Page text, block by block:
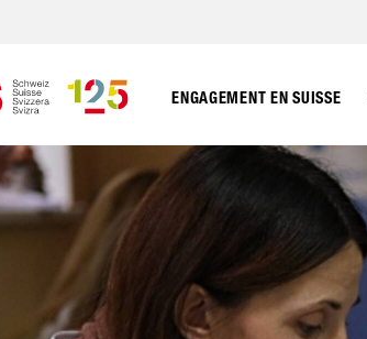
ENGAGEMENT EN SUISSE